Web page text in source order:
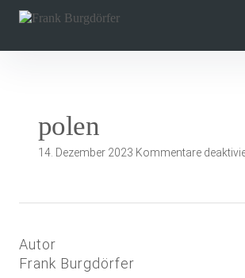
überspringen
polen
14. Dezember 2023 Kommentare
Autor
Frank Burgdörfer